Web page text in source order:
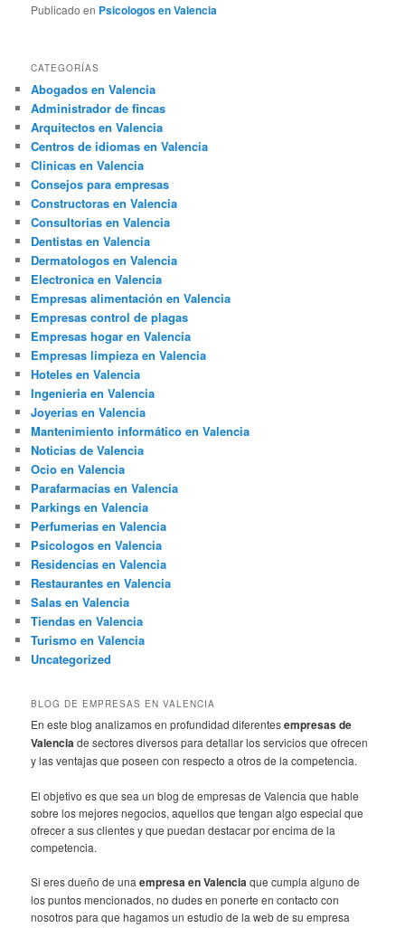
Publicado en Psicologos en Valencia
CATEGORÍAS
Abogados en Valencia
Administrador de fincas
Arquitectos en Valencia
Centros de idiomas en Valencia
Clinicas en Valencia
Consejos para empresas
Constructoras en Valencia
Consultorias en Valencia
Dentistas en Valencia
Dermatologos en Valencia
Electronica en Valencia
Empresas alimentación en Valencia
Empresas control de plagas
Empresas hogar en Valencia
Empresas limpieza en Valencia
Hoteles en Valencia
Ingenieria en Valencia
Joyerias en Valencia
Mantenimiento informático en Valencia
Noticias de Valencia
Ocio en Valencia
Parafarmacias en Valencia
Parkings en Valencia
Perfumerias en Valencia
Psicologos en Valencia
Residencias en Valencia
Restaurantes en Valencia
Salas en Valencia
Tiendas en Valencia
Turismo en Valencia
Uncategorized
BLOG DE EMPRESAS EN VALENCIA
En este blog analizamos en profundidad diferentesempresas de
Valenciade sectores diversos para detallar los servicios que ofrecen
y las ventajas que poseen con respecto a otros de la competencia.
El objetivo es que sea un blog de empresas de Valencia que hable
sobre los mejores negocios, aquellos que tengan algo especial que
ofrecer a sus clientes y que puedan destacar por encima de la
competencia.
Si eres dueño de unaempresa en Valenciaque cumpla alguno de
los puntos mencionados, no dudes en ponerte en contacto con
nosotros para que hagamos un estudio de la web de su empresa